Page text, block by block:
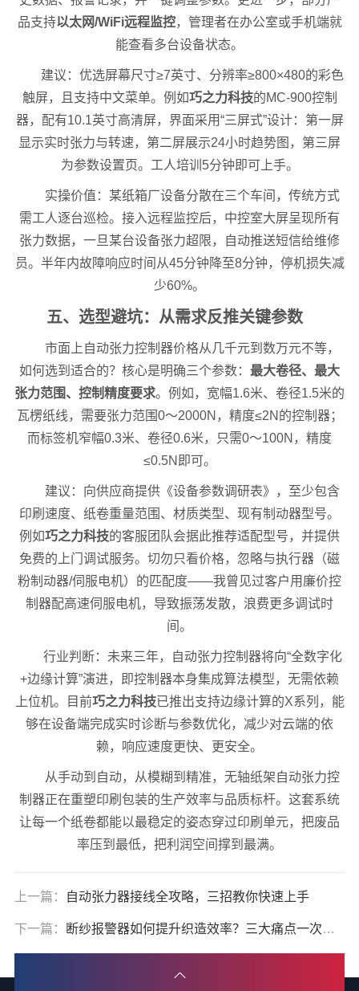
品支持以太网/WiFi远程监控，管理者在办公室或手机端就
能查看多台设备状态。
建议：优选屏幕尺寸≥7英寸、分辨率≥800×480的彩色
触屏，且支持中文菜单。例如巧之力科技的MC-900控制
器，配有10.1英寸高清屏，界面采用“三屏式”设计：第一屏
显示实时张力与转速，第二屏展示24小时趋势图，第三屏
为参数设置页。工人培训5分钟即可上手。
实操价值：某纸箱厂设备分散在三个车间，传统方式
需工人逐台巡检。接入远程监控后，中控室大屏呈现所有
张力数据，一旦某台设备张力超限，自动推送短信给维修
员。半年内故障响应时间从45分钟降至8分钟，停机损失减
少60%。
五、选型避坑：从需求反推关键参数
市面上自动张力控制器价格从几千元到数万元不等，
如何选到适合的？核心是明确三个参数： 最大卷径、最大
张力范围、控制精度要求。例如，宽幅1.6米、卷径1.5米的
瓦楞纸线，需要张力范围0～2000N，精度≤2N的控制器；
而标签机窄幅0.3米、卷径0.6米，只需0～100N，精度
≤0.5N即可。
建议：向供应商提供《设备参数调研表》，至少包含
印刷速度、纸卷重量范围、材质类型、现有制动器型号。
例如巧之力科技的客服团队会据此推荐适配型号，并提供
免费的上门调试服务。切勿只看价格，忽略与执行器（磁
粉制动器/伺服电机）的匹配度——我曾见过客户用廉价控
制器配高速伺服电机，导致振荡发散，浪费更多调试时
间。
行业判断：未来三年，自动张力控制器将向“全数字化
+边缘计算”演进，即控制器本身集成算法模型，无需依赖
上位机。目前巧之力科技已推出支持边缘计算的X系列，能
够在设备端完成实时诊断与参数优化，减少对云端的依
赖，响应速度更快、更安全。
从手动到自动，从模糊到精准，无轴纸架自动张力控
制器正在重塑印刷包装的生产效率与品质标杆。这套系统
让每一个纸卷都能以最稳定的姿态穿过印刷单元，把废品
率压到最低，把利润空间撑到最满。
上一篇： 自动张力器接线全攻略，三招教你快速上手
下一篇： 断纱报警器如何提升织造效率？三大痛点一次解决